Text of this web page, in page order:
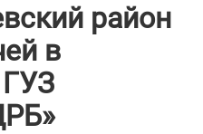
район
в